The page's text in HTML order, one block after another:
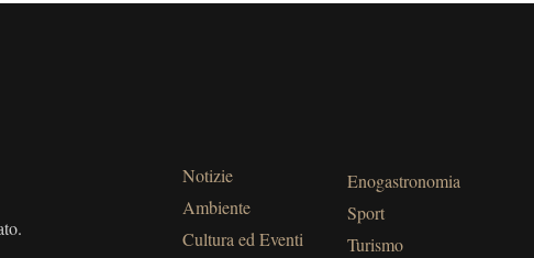
Notizie
Ambiente
Cultura ed Eventi
Enogastronomia
Sport
Turismo